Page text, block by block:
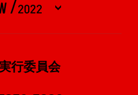
行委員会